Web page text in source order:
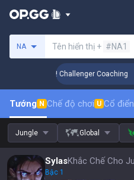
NA Tên hiển thị + #NA1
Up in 3 Days! Challenger Coaching
Tướng N Chế độ chơi U Cổ điển
Jungle Global
Sylas
Bậc 1